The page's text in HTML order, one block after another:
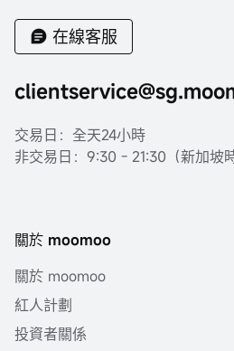
在線客服
交易日：全天24小時
非交易日：9:30 - 21:30（新加坡
關於 moomoo
關於 moomoo
紅人計劃
投資者關係